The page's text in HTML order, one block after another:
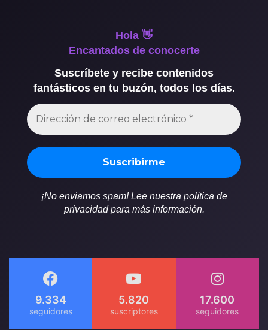
Hola 👋
Encantados de conocerte
Suscríbete y recibe contenidos
fantásticos en tu buzón, todos los días.
¡No enviamos spam! Lee nuestra política de
privacidad para más información.
9.334 5.820 17.600